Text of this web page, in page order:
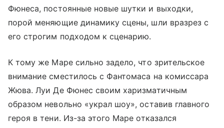
Фюнеса, постоянные новые шутки и выходки,
порой меняющие динамику сцены, шли вразрез с
его строгим подходом к сценарию.
К тому же Маре сильно задело, что зрительское
внимание сместилось с Фантомаса на комиссара
Жюва. Луи Де Фюнес своим харизматичным
образом невольно «украл шоу», оставив главного
героя в тени. Из-за этого Маре отказался